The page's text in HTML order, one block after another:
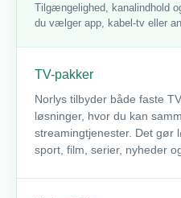
Tilgængelighed, kanalindhold
du vælger app, kabel-tv eller
TV-pakker
Norlys tilbyder både faste
løsninger, hvor du kan
streamingtjenester. Det gør
sport, film, serier, nyheder